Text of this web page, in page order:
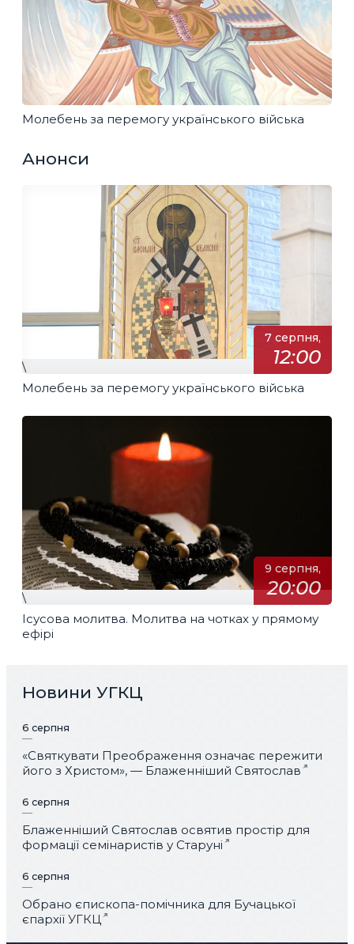
Молебень за перемогу українського війська
Анонси
7 серпня,
12:00
\
Молебень за перемогу українського війська
9 серпня,
20:00
\
Ісусова молитва. Молитва на чотках у прямому
ефірі
Новини УГКЦ
6 серпня
«Святкувати Преображення означає пережити
його з Христом», — Блаженніший Святослав
6 серпня
Блаженніший Святослав освятив простір для
формації семінаристів у Старуні
6 серпня
Обрано єпископа-помічника для Бучацької
єпархії УГКЦ